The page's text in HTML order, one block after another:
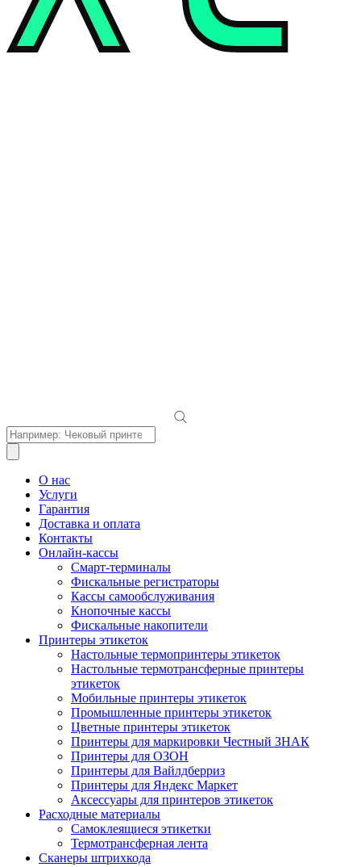
Поиск
товаров
О нас
Услуги
Гарантия
Доставка и оплата
Контакты
Онлайн-кассы
Смарт-терминалы
Фискальные регистраторы
Кассы самообслуживания
Кнопочные кассы
Фискальные накопители
Принтеры этикеток
Настольные термопринтеры этикеток
Настольные термотрансферные принтеры
этикеток
Мобильные принтеры этикеток
Промышленные принтеры этикеток
Цветные принтеры этикеток
Принтеры для маркировки Честный ЗНАК
Принтеры для ОЗОН
Принтеры для Вайлдберриз
Принтеры для Яндекс Маркет
Аксессуары для принтеров этикеток
Расходные материалы
Самоклеящиеся этикетки
Термотрансферная лента
Сканеры штрихкода